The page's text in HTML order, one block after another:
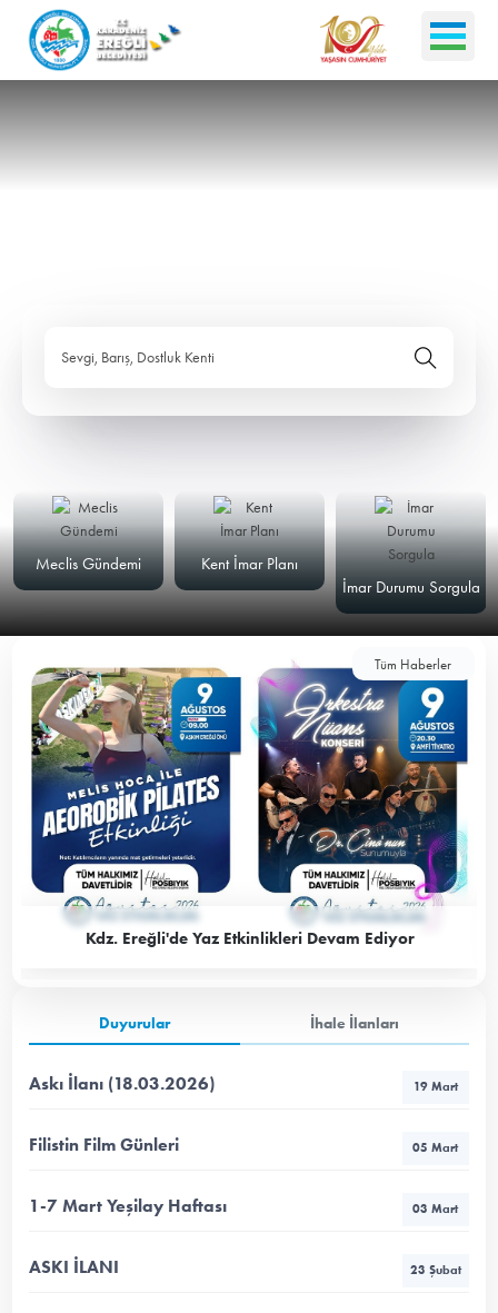
Sevgi, Barış, Dostluk Kenti
Meclis Gündemi
Kent İmar Planı
İmar Durumu Sorgula
Tüm Haberler
Kdz. Ereğli'de Yaz Etkinlikleri Devam Ediyor
Duyurular İhale İlanları
Askı İlanı (18.03.2026) 19 Mart
Filistin Film Günleri 05 Mart
1-7 Mart Yeşilay Haftası 03 Mart
ASKI İLANI 23 Şubat